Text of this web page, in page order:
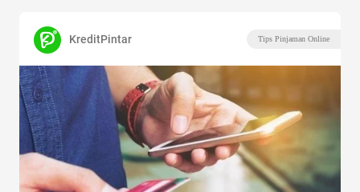
KreditPintar Tips Pinjaman Online